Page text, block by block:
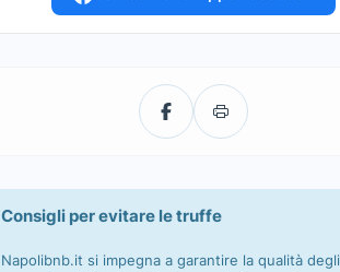
Consigli per evitare le truffe
Napolibnb.it si impegna a garantire la qualità degli